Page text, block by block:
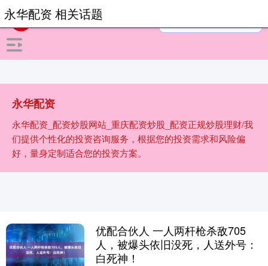
永华配资
永华配资_配资炒股网站_重庆配资炒股_配资正规炒股理财/我
们提供个性化的投资咨询服务，根据您的投资需求和风险偏
好，量身定制适合您的投资方案。
永华配资 相关话题
优配合伙人 一人两杆枪杀敌705
人，被爆头依旧没死，人送外号：
白死神！